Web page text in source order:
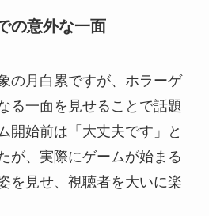
の意外な一面
の月白累ですが、ホラーゲ
る一面を見せることで話題
開始前は「大丈夫です」と
が、実際にゲームが始まる
を見せ、視聴者を大いに楽